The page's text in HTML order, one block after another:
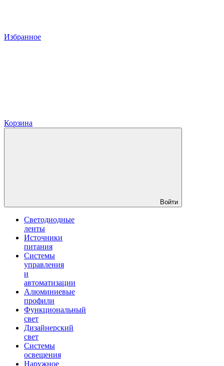
Избранное
Корзина
Войти
Светодиодные
ленты
Источники
питания
Системы
управления
и
автоматизации
Алюминиевые
профили
Функциональный
свет
Дизайнерский
свет
Системы
освещения
Наружное